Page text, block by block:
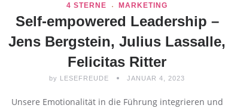
4 STERNE MARKETING
Self-empowered Leadership –
Jens Bergstein, Julius Lassalle,
Felicitas Ritter
by LESEFREUDE JANUAR 4, 2023
Unsere Emotionalität in die Führung integrieren und